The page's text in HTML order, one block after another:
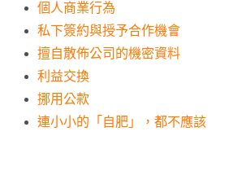
個人商業行為
私下簽約與授予合作機會
擅自散佈公司的機密資料
利益交換
挪用公款
連小小的「自肥」，都不應該